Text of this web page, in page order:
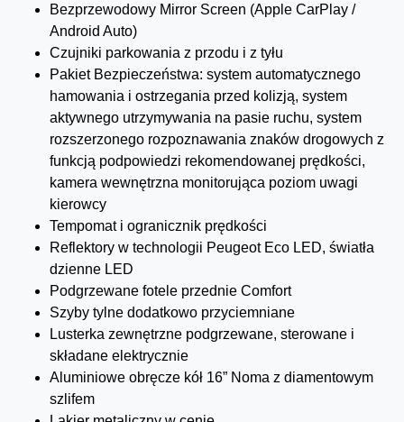
Bezprzewodowy Mirror Screen (Apple CarPlay /
Android Auto)
Czujniki parkowania z przodu i z tyłu
Pakiet Bezpieczeństwa: system automatycznego
hamowania i ostrzegania przed kolizją, system
aktywnego utrzymywania na pasie ruchu, system
rozszerzonego rozpoznawania znaków drogowych z
funkcją podpowiedzi rekomendowanej prędkości,
kamera wewnętrzna monitorująca poziom uwagi
kierowcy
Tempomat i ogranicznik prędkości
Reflektory w technologii Peugeot Eco LED, światła
dzienne LED
Podgrzewane fotele przednie Comfort
Szyby tylne dodatkowo przyciemniane
Lusterka zewnętrzne podgrzewane, sterowane i
składane elektrycznie
Aluminiowe obręcze kół 16” Noma z diamentowym
szlifem